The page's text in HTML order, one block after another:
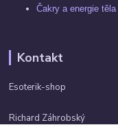
Čakry a energie těla
Kontakt
Esoterik-shop
Richard Záhrobský